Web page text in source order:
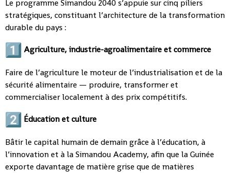
Le programme Simandou 2040 s’appuie sur cinq piliers
stratégiques, constituant l’architecture de la transformation
durable du pays :
Agriculture, industrie-agroalimentaire et commerce
Faire de l’agriculture le moteur de l’industrialisation et de la
sécurité alimentaire — produire, transformer et
commercialiser localement à des prix compétitifs.
Éducation et culture
Bâtir le capital humain de demain grâce à l’éducation, à
l’innovation et à la Simandou Academy, afin que la Guinée
exporte davantage de matière grise que de matières